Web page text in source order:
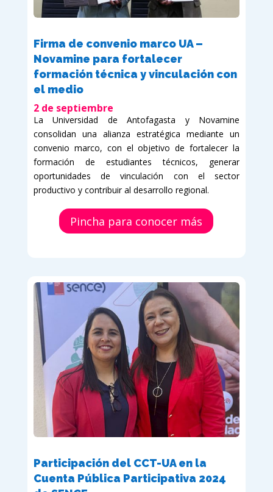
Firma de convenio marco UA –
Novamine para fortalecer
formación técnica y vinculación con
el medio
2 de septiembre
La Universidad de Antofagasta y Novamine
consolidan una alianza estratégica mediante un
convenio marco, con el objetivo de fortalecer la
formación de estudiantes técnicos, generar
oportunidades de vinculación con el sector
productivo y contribuir al desarrollo regional.
Pincha para conocer más
Participación del CCT-UA en la
Cuenta Pública Participativa 2024